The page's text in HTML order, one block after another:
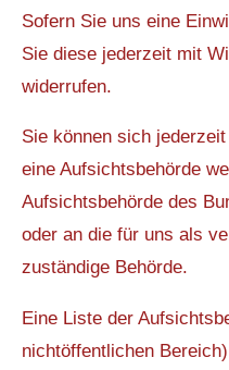
Sofern Sie uns eine
Sie diese jederzeit mit
widerrufen.
Sie können sich
eine Aufsichtsbehörde
Aufsichtsbehörde des
oder an die für uns als
zuständige Behörde.
Eine Liste der
nichtöffentlichen